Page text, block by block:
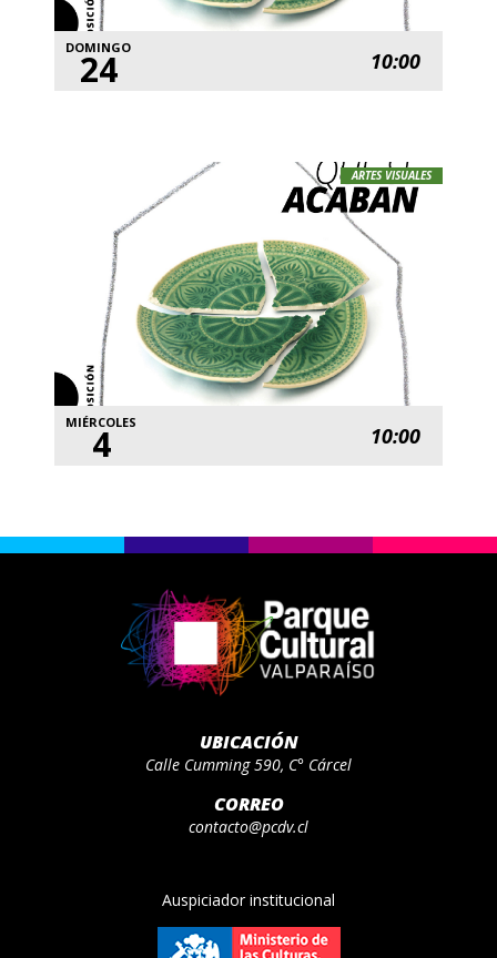
DOMINGO
24 10:00
ARTES VISUALES
MIÉRCOLES
4 10:00
UBICACIÓN
Calle Cumming 590, C° Cárcel
CORREO
contacto@pcdv.cl
Auspiciador institucional